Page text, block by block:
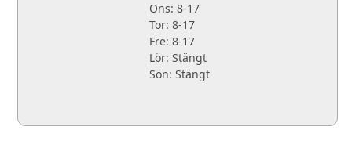
Ons: 8-17
Tor: 8-17
Fre: 8-17
Lör: Stängt
Sön: Stängt